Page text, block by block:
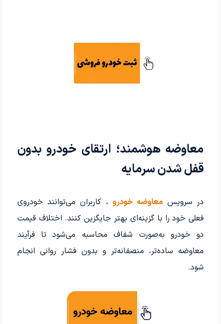
معاوضه هوشمند؛ ارتقای خودرو بدون
قفل شدن سرمایه
در سرویسمعاوضه خودرو ، کاربران می‌توانند خودروی
فعلی خود را با گزینه‌ای بهتر جایگزین کنند. اختلاف قیمت
دو خودرو به‌صورت شفاف محاسبه می‌شود تا فرآیند
معاوضه ساده‌تر، منصفانه‌تر و بدون فشار روانی انجام
شود.